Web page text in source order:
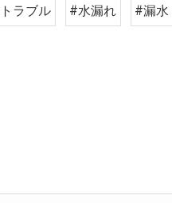
ラブル
#水漏れ #漏水